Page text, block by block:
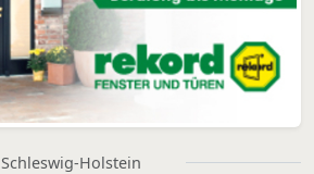
Schleswig-Holstein